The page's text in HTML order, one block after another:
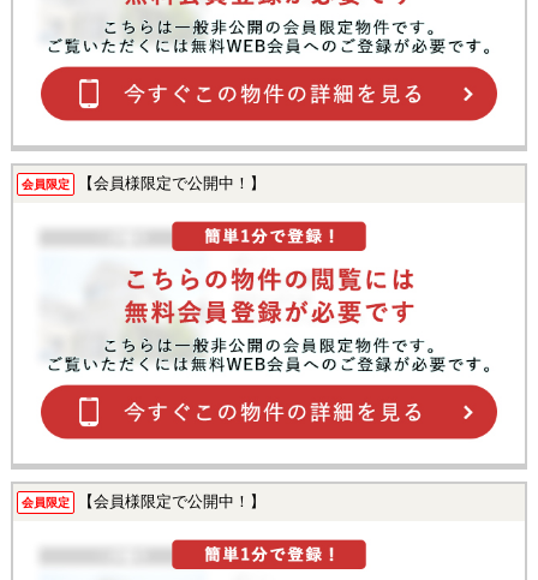
会員限定 【会員様限定で公開中！】
会員限定 【会員様限定で公開中！】